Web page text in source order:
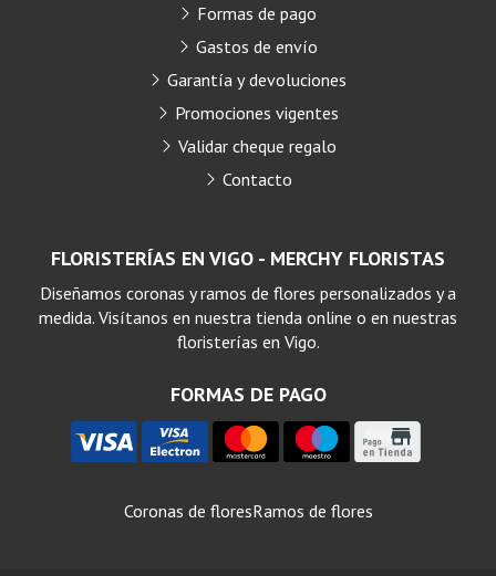
FLORISTERÍAS EN VIGO - MERCHY FLORISTAS
Diseñamos coronas y ramos de flores personalizados y a
medida. Visítanos en nuestra tienda online o en nuestras
floristerías en Vigo.
FORMAS DE PAGO
Formas de pago
Gastos de envío
Garantía y devoluciones
Promociones vigentes
Validar cheque regalo
Contacto
Coronas de floresRamos de flores